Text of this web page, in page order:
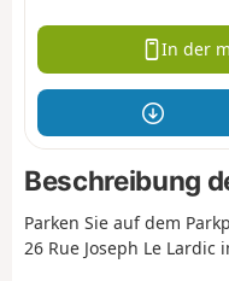
In der
Beschreibung
Parken Sie auf dem
26 Rue Joseph Le Lardic